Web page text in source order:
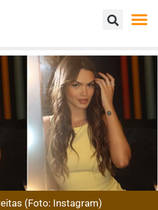
(Foto: Instagram)